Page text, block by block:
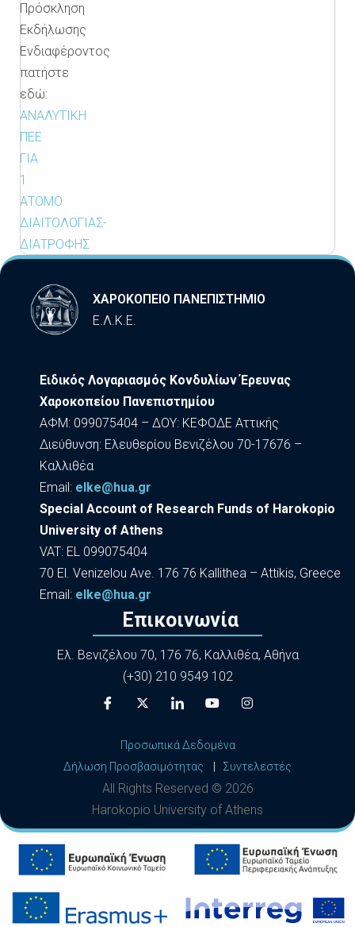
Πρόσκληση
Εκδήλωσης
Ενδιαφέροντος
πατήστε
εδώ:
ΑΝΑΛΥΤΙΚΗ
ΠΕΕ
ΓΙΑ
1
ΑΤΟΜΟ
ΔΙΑΙΤΟΛΟΓΙΑΣ-
ΔΙΑΤΡΟΦΗΣ
ΧΑΡΟΚΟΠΕΙΟ ΠΑΝΕΠΙΣΤΗΜΙΟ
Ε.Λ.Κ.Ε.
Ειδικός Λογαριασμός Κονδυλίων Έρευνας
Χαροκοπείου Πανεπιστημίου
ΑΦΜ: 099075404 – ΔΟΥ: ΚΕΦΟΔΕ Αττικής
Διεύθυνση: Ελευθερίου Βενιζέλου 70-17676 –
Καλλιθέα
Εmail: elke@hua.gr
Special Account of Research Funds of Harokopio
University of Athens
VAT: EL 099075404
70 El. Venizelou Ave. 176 76 Kallithea – Attikis, Greece
Εmail: elke@hua.gr
Επικοινωνία
Ελ. Βενιζέλου 70, 176 76, Καλλιθέα, Αθήνα
(+30) 210 9549 102
Προσωπικά Δεδομένα
Δήλωση Προσβασιμότητας
Συντελεστές
All Rights Reserved © 2026
Harokopio University of Athens